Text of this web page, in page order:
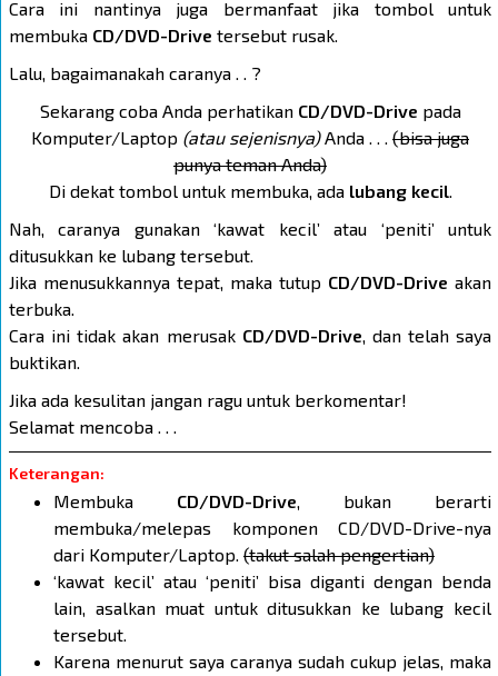
Cara ini nantinya juga bermanfaat jika tombol untuk
membuka CD/DVD-Drive tersebut rusak.
Lalu, bagaimanakah caranya . . ?
Sekarang coba Anda perhatikan CD/DVD-Drive pada
Komputer/Laptop (atau sejenisnya)Anda . . . (bisa juga
punya teman Anda)
Di dekat tombol untuk membuka, ada lubang kecil.
Nah, caranya gunakan ‘kawat kecil’ atau ‘peniti’ untuk
ditusukkan ke lubang tersebut.
Jika menusukkannya tepat, maka tutup CD/DVD-Drive akan
terbuka.
Cara ini tidak akan merusak CD/DVD-Drive, dan telah saya
buktikan.
Jika ada kesulitan jangan ragu untuk berkomentar!
Selamat mencoba . . .
Keterangan:
Membuka CD/DVD-Drive, bukan berarti
membuka/melepas komponen CD/DVD-Drive-nya
dari Komputer/Laptop. (takut salah pengertian)
‘kawat kecil’ atau ‘peniti’ bisa diganti dengan benda
lain, asalkan muat untuk ditusukkan ke lubang kecil
tersebut.
Karena menurut saya caranya sudah cukup jelas, maka